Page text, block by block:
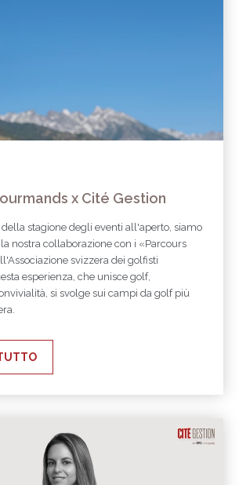
x Cité Gestion
stagione degli eventi all'aperto, siamo
nostra collaborazione con i «Parcours
svizzera dei golfisti
esperienza, che unisce golf,
si svolge sui campi da golf più